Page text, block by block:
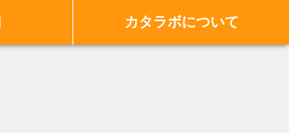
カタラボについて